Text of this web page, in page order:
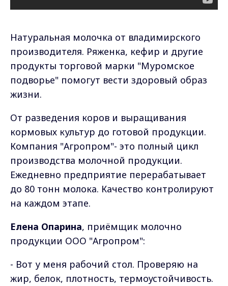
Натуральная молочка от владимирского
производителя. Ряженка, кефир и другие
продукты торговой марки "Муромское
подворье" помогут вести здоровый образ
жизни.
От разведения коров и выращивания
кормовых культур до готовой продукции.
Компания "Агропром"- это полный цикл
производства молочной продукции.
Ежедневно предприятие перерабатывает
до 80 тонн молока. Качество контролируют
на каждом этапе.
Елена Опарина, приёмщик молочно
продукции ООО "Агропром":
- Вот у меня рабочий стол. Проверяю на
жир, белок, плотность, термоустойчивость.